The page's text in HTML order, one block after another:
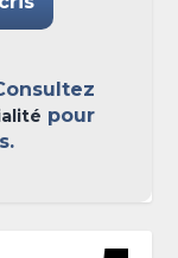
pour